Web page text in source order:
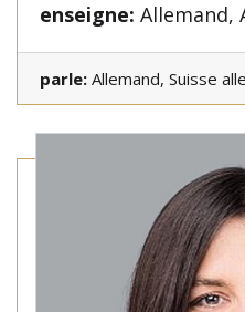
enseigne: Allemand,
parle: Allemand, Suisse